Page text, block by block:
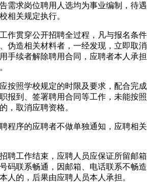
求岗位聘用人选均为事业编制，待遇
相关规定执行。
贯穿公开招聘全过程，凡与报名条件
伪造相关材料者，一经发现，立即取消
手续者解除聘用合同，应聘者本人承担
照学校规定的时限及要求，配合完成
报到、签署聘用合同等工作，未能按照
，取消应聘资格。
序的应聘者不做单独通知，应聘相关
工作结束，应聘人员应保证所留邮箱
码联系畅通，因邮箱、电话联系不畅造
人的，后果由应聘人员本人承担。